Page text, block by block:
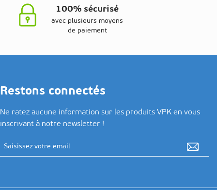
100% sécurisé
avec plusieurs moyens
de paiement
Restons connectés
Ne ratez aucune information sur les produits VPK en vous
inscrivant à notre newsletter !